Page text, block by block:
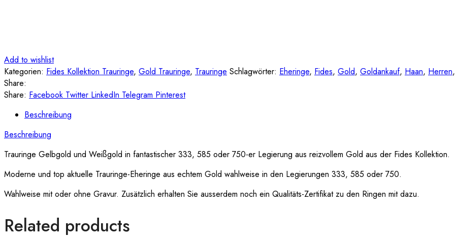
Add to wishlist
Kategorien: Fides Kollektion Trauringe, Gold Trauringe, Trauringe Schlagwörter: Eheringe, Fides, Gold, Goldankauf, Haan, Herren,
Share:
Share: Facebook Twitter LinkedIn Telegram Pinterest
Beschreibung
Beschreibung
Trauringe Gelbgold und Weißgold in fantastischer 333, 585 oder 750-er Legierung aus reizvollem Gold aus der Fides Kollektion.
Moderne und top aktuelle Trauringe-Eheringe aus echtem Gold wahlweise in den Legierungen 333, 585 oder 750.
Wahlweise mit oder ohne Gravur. Zusätzlich erhalten Sie ausserdem noch ein Qualitäts-Zertifikat zu den Ringen mit dazu.
Related products